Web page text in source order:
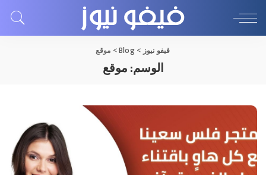
فيفو نيوز >
Blog
> موقع
الوسم:موقع